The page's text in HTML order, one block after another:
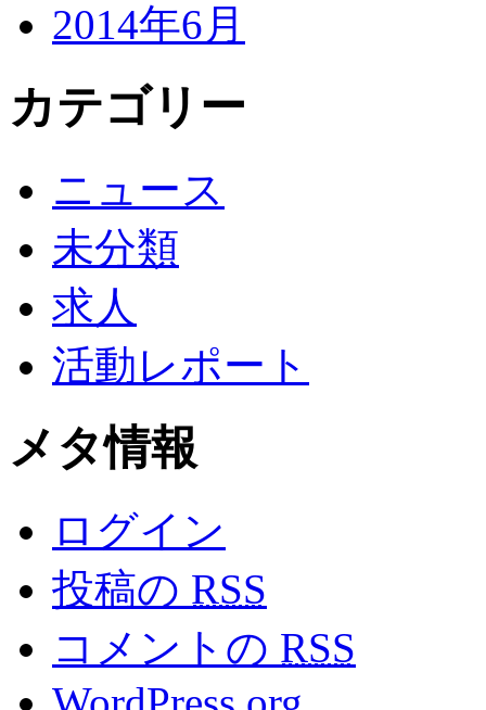
2014年6月
カテゴリー
ニュース
未分類
求人
活動レポート
メタ情報
ログイン
投稿の RSS
コメントの RSS